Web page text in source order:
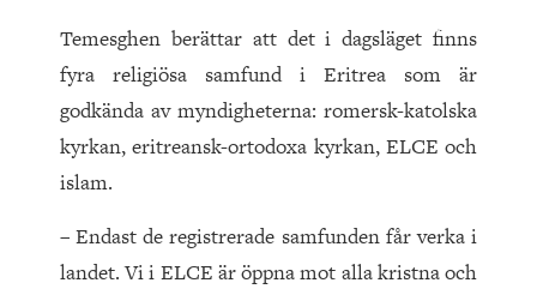
Temesghen berättar att det i dagsläget finns
fyra religiösa samfund i Eritrea som är
godkända av myndigheterna: romersk-katolska
kyrkan, eritreansk-ortodoxa kyrkan, ELCE och
islam.
– Endast de registrerade samfunden får verka i
landet. Vi i ELCE är öppna mot alla kristna och